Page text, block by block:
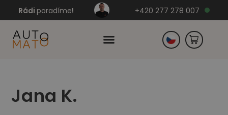
Rádi poradíme! +420 277 278 007
Jana K.